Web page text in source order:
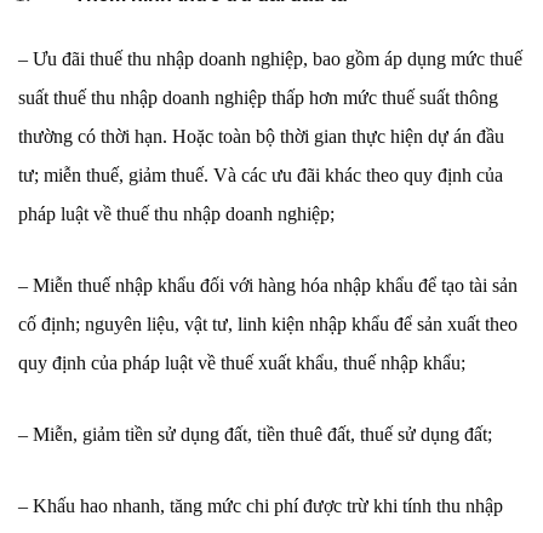
– Ưu đãi thuế thu nhập doanh nghiệp, bao gồm áp dụng mức thuế
suất thuế thu nhập doanh nghiệp thấp hơn mức thuế suất thông
thường có thời hạn. Hoặc toàn bộ thời gian thực hiện dự án đầu
tư; miễn thuế, giảm thuế. Và các ưu đãi khác theo quy định của
pháp luật về thuế thu nhập doanh nghiệp;
– Miễn thuế nhập khẩu đối với hàng hóa nhập khẩu để tạo tài sản
cố định; nguyên liệu, vật tư, linh kiện nhập khẩu để sản xuất theo
quy định của pháp luật về thuế xuất khẩu, thuế nhập khẩu;
– Miễn, giảm tiền sử dụng đất, tiền thuê đất, thuế sử dụng đất;
– Khấu hao nhanh, tăng mức chi phí được trừ khi tính thu nhập